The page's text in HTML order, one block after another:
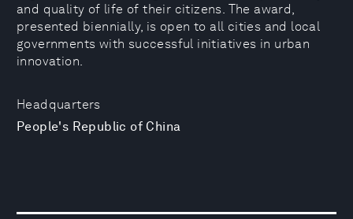
Headquarters
People's Republic of China
and quality of life of their citizens. The award,
presented biennially, is open to all cities and local
governments with successful initiatives in urban
innovation.